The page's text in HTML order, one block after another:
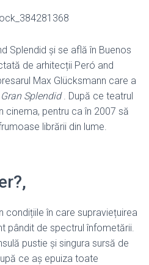
Splendid și se află în Buenos
de arhitecții Peró and
Max Glücksmann care a
Splendid. După ce teatrul
cinema, pentru ca în 2007 să
librării din lume.
condițiile în care supraviețuirea
pândit de spectrul înfometării.
pustie și singura sursă de
ce aș epuiza toate